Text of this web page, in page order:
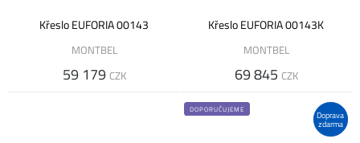
Křeslo EUFORIA 00143
MONTBEL
59 179 CZK
Křeslo EUFORIA 00143K
MONTBEL
69 845 CZK
Doprava
zdarma
DOPORUČUJEME